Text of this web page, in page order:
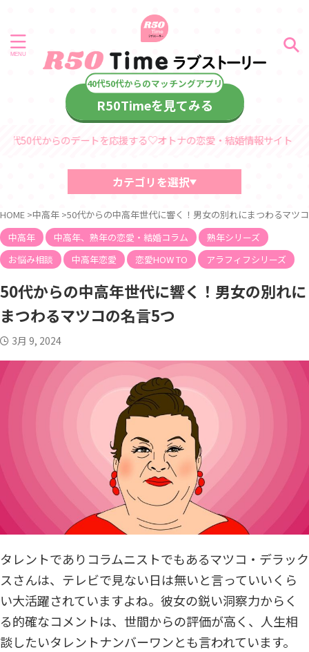
R50Timeを見てみる
ートを応援する♡オトナの恋愛・結婚情報サイト「R50Timeラブス
カテゴリを選択
中高年、熟年の恋愛・結婚コラム
デート情報
診断コンテンツ
中高年
60代からのラブストーリー
中高年の恋愛・結婚お役立ちコラム
中高年恋愛
アラフィフシリーズ
シングルマザー
R50恋愛小説
YouTubeコンテンツ
HOME >中高年 >50代からの中高年世代に響く！男女の別れにまつわるマツ
中高年
中高年、熟年の恋愛・結婚コラム
熟年シリーズ
お悩み相談
中高年恋愛 恋愛HOW TO アラフィフシリーズ
50代からの中高年世代に響く！男女の別れに
まつわるマツコの名言5つ
3月 9, 2024
タレントでありコラムニストでもあるマツコ・デラック
スさんは、テレビで見ない日は無いと言っていいくら
い大活躍されていますよね。彼女の鋭い洞察力からく
る的確なコメントは、世間からの評価が高く、人生相
談したいタレントナンバーワンとも言われています。